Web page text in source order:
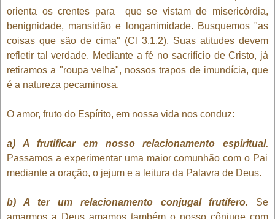
orienta os crentes para que se vistam de misericórdia,
benignidade, mansidão e longanimidade. Busquemos "as
coisas que são de cima" (Cl 3.1,2). Suas atitudes devem
refletir tal verdade. Mediante a fé no sacrifício de Cristo, já
retiramos a "roupa velha", nossos trapos de imundícia, que
é a natureza pecaminosa.
O amor, fruto do Espírito, em nossa vida nos conduz:
a) A frutificar em nosso relacionamento espiritual.
Passamos a experimentar uma maior comunhão com o Pai
mediante a oração, o jejum e a leitura da Palavra de Deus.
b) A ter um relacionamento conjugal frutífero. Se
amarmos a Deus amamos também o nosso cônjuge com